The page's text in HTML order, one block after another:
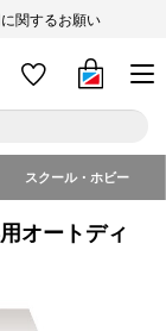
関するお願い
スクール・ホビー
オートディ